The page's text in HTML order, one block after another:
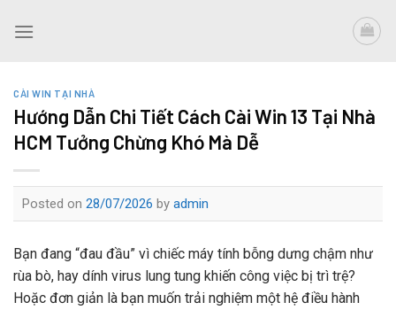
CÀI WIN TẠI NHÀ
Hướng Dẫn Chi Tiết Cách Cài Win 13 Tại Nhà
HCM Tưởng Chừng Khó Mà Dễ
Posted on 28/07/2026 by admin
Bạn đang “đau đầu” vì chiếc máy tính bỗng dưng chậm như
rùa bò, hay dính virus lung tung khiến công việc bị trì trệ?
Hoặc đơn giản là bạn muốn trải nghiệm một hệ điều hành